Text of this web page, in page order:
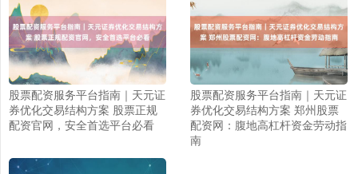
股票配资服务平台指南｜天元证
券优化交易结构方案 股票正规
配资官网，安全首选平台必看
股票配资服务平台指南｜天元证
券优化交易结构方案 郑州股票
配资网：腹地高杠杆资金劳动指
南
上证综指 3937.14 +36.79 +0.94%